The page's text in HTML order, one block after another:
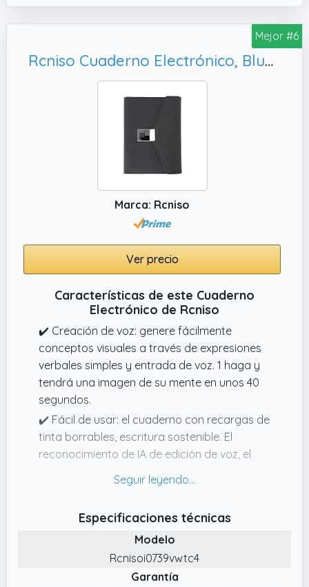
✔️ MELODÍAS ENCANTADORAS Los efectos de
sonido mágicos transforman cada apertura
del diario en una experiencia excepcional.
Mejor #6
Rcniso Cuaderno Electrónico, Bluetooth 5.0 para Notas
Marca: Rcniso
Ver precio
Características de este Cuaderno
Electrónico de Rcniso
✔️ Creación de voz: genere fácilmente
conceptos visuales a través de expresiones
verbales simples y entrada de voz. 1 haga y
tendrá una imagen de su mente en unos 40
segundos.
✔️ Fácil de usar: el cuaderno con recargas de
tinta borrables, escritura sostenible. El
reconocimiento de IA de edición de voz, el
voz de IA, el cuaderno captura el sonido sin
esfuerzo. Transcribe reuniones o ideas en
tiempo real mientras apoya la traducción
multilingüe para una fácil grabación.
Especificaciones técnicas
Modelo
Rcnisoi0739vwtc4
Garantía